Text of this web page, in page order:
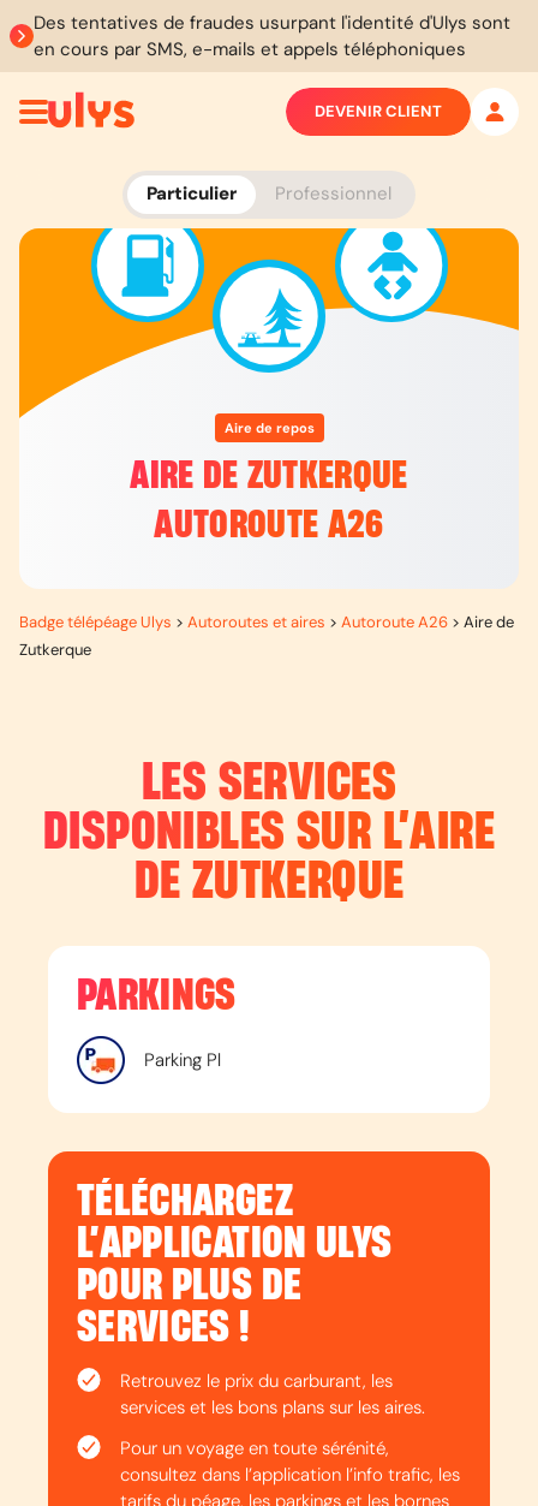
Des tentatives de fraudes usurpant l'identité d'Ulys sont
en cours par SMS, e-mails et appels téléphoniques
Particulier Professionnel
DEVENIR CLIENT
Aire de repos
AIRE DE ZUTKERQUE
AUTOROUTE A26
Badge télépéage Ulys > Autoroutes et aires > Autoroute A26 > Aire de
Zutkerque
LES SERVICES
DISPONIBLES SUR L’AIRE
DE ZUTKERQUE
PARKINGS
Parking Pl
TÉLÉCHARGEZ
L’APPLICATION ULYS
POUR PLUS DE
SERVICES !
Retrouvez le prix du carburant, les
services et les bons plans sur les aires.
Pour un voyage en toute sérénité,
consultez dans l’application l’info trafic, les
tarifs du péage, les parkings et les bornes